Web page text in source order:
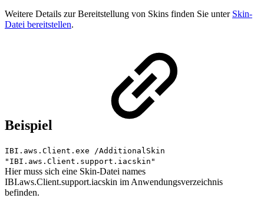
Weitere Details zur Bereitstellung von Skins finden Sie unter Skin-
Datei bereitstellen.
Beispiel
IBI.aws.Client.exe /AdditionalSkin
"IBI.aws.Client.support.iacskin"
Hier muss sich eine Skin-Datei names
IBI.aws.Client.support.iacskin im Anwendungsverzeichnis
befinden.